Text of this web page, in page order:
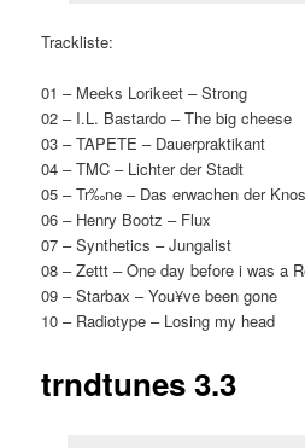
Trackliste:
01 – Meeks Lorikeet – Strong
02 – I.L. Bastardo – The big cheese
03 – TAPETE – Dauerpraktikant
04 – TMC – Lichter der Stadt
05 – Tr‰ne – Das erwachen der
06 – Henry Bootz – Flux
07 – Synthetics – Jungalist
08 – Zettt – One day before i was a
09 – Starbax – You¥ve been gone
10 – Radiotype – Losing my head
trndtunes 3.3